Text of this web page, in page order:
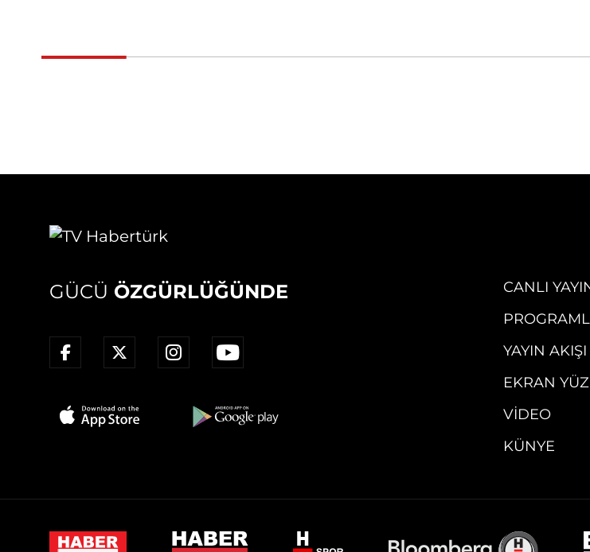
GÜCÜ ÖZGÜRLÜĞÜNDE
CANLI
YAYIN AKIŞI
EKRAN
VIDEO
KÜNYE